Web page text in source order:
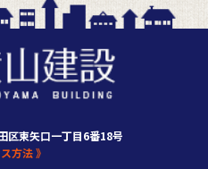
区東矢口一丁目6番18号
方法 》